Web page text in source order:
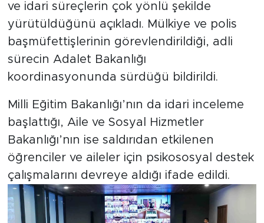
ve idari süreçlerin çok yönlü şekilde
yürütüldüğünü açıkladı. Mülkiye ve polis
başmüfettişlerinin görevlendirildiği, adli
sürecin Adalet Bakanlığı
koordinasyonunda sürdüğü bildirildi.
Milli Eğitim Bakanlığı’nın da idari inceleme
başlattığı, Aile ve Sosyal Hizmetler
Bakanlığı’nın ise saldırıdan etkilenen
öğrenciler ve aileler için psikososyal destek
çalışmalarını devreye aldığı ifade edildi.